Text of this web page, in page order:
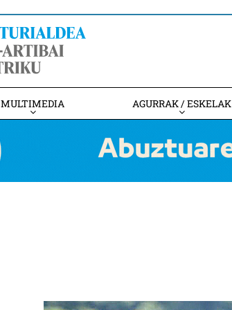
MULTIMEDIA AGURRAK / ESKELAK